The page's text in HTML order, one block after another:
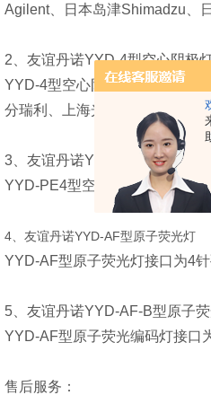
Agilent、日本岛津Shimadzu、
2、友谊丹诺YYD-4型空心阴极
YYD-4型空心阴极灯接口为4针
分瑞利、上海光谱、上海仪电、
3、友谊丹诺YYD-PE
型空心阴极
YYD-PE4型空心阴极灯接口为4
4、友谊丹诺YYD-AF型原子荧光灯
YYD-AF型原子荧光灯接口为4
5、友谊丹诺YYD-AF-B型原子
YYD-AF型原子荧光编码灯接口
售后服务：